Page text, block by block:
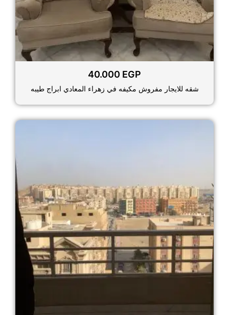
40.000 EGP
شقه للايجار مفروش مكيفه في زهراء المعادي ابراج طيبه